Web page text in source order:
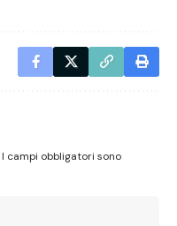
I campi obbligatori sono